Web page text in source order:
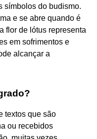
símbolos do budismo.
e se abre quando é
flor de lótus representa
em sofrimentos e
alcançar a
textos que são
ou recebidos